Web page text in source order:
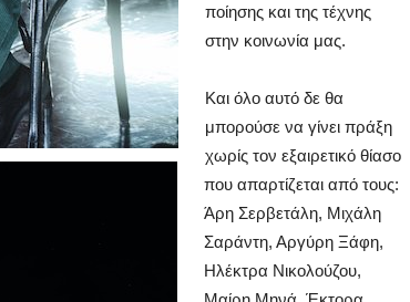
ποίησης και της τέχνης
στην κοινωνία μας.
Και όλο αυτό δε θα
μπορούσε να γίνει πράξη
χωρίς τον εξαιρετικό θίασο
που απαρτίζεται από τους:
Άρη Σερβετάλη, Μιχάλη
Σαράντη, Αργύρη Ξάφη,
Ηλέκτρα Νικολούζου,